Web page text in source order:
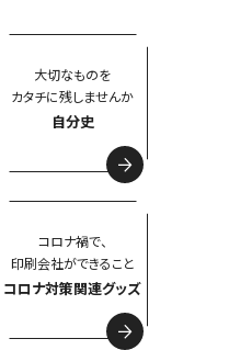
大切なものを
カタチに残しませんか
自分史
コロナ禍で、
印刷会社ができること
コロナ対策関連グッズ